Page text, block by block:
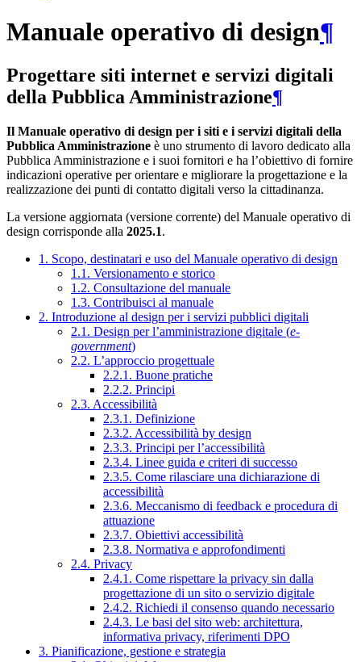
Manuale operativo di design¶
Progettare siti internet e servizi digitali
della Pubblica Amministrazione¶
Il Manuale operativo di design per i siti e i servizi digitali della
Pubblica Amministrazione è uno strumento di lavoro dedicato alla
Pubblica Amministrazione e i suoi fornitori e ha l’obiettivo di fornire
indicazioni operative per orientare e migliorare la progettazione e la
realizzazione dei punti di contatto digitali verso la cittadinanza.
La versione aggiornata (versione corrente) del Manuale operativo di
design corrisponde alla 2025.1.
1. Scopo, destinatari e uso del Manuale operativo di design
1.1. Versionamento e storico
1.2. Consultazione del manuale
1.3. Contribuisci al manuale
2. Introduzione al design per i servizi pubblici digitali
2.1. Design per l’amministrazione digitale (e-
government)
2.2. L’approccio progettuale
2.2.1. Buone pratiche
2.2.2. Principi
2.3. Accessibilità
2.3.1. Definizione
2.3.2. Accessibilità by design
2.3.3. Principi per l’accessibilità
2.3.4. Linee guida e criteri di successo
2.3.5. Come rilasciare una dichiarazione di
accessibilità
2.3.6. Meccanismo di feedback e procedura di
attuazione
2.3.7. Obiettivi accessibilità
2.3.8. Normativa e approfondimenti
2.4. Privacy
2.4.1. Come rispettare la privacy sin dalla
progettazione di un sito o servizio digitale
2.4.2. Richiedi il consenso quando necessario
2.4.3. Le basi del sito web: architettura,
informativa privacy, riferimenti DPO
3. Pianificazione, gestione e strategia